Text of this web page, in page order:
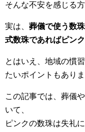
そんな不安を感じる
実は、 葬儀で使う数
式数珠であればピン
とはいえ、地域の慣
たいポイントもありま
この記事では、葬儀
いて、
ピンクの数珠は失礼